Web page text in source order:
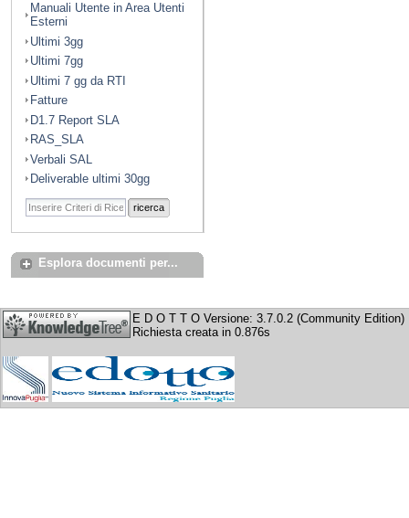
Manuali Utente in Area Utenti
Esterni
Ultimi 3gg
Ultimi 7gg
Ultimi 7 gg da RTI
Fatture
D1.7 Report SLA
RAS_SLA
Verbali SAL
Deliverable ultimi 30gg
ricerca
Esplora documenti per...
E D O T T O Versione: 3.7.0.2 (Community Edition)
Richiesta creata in 0.876s